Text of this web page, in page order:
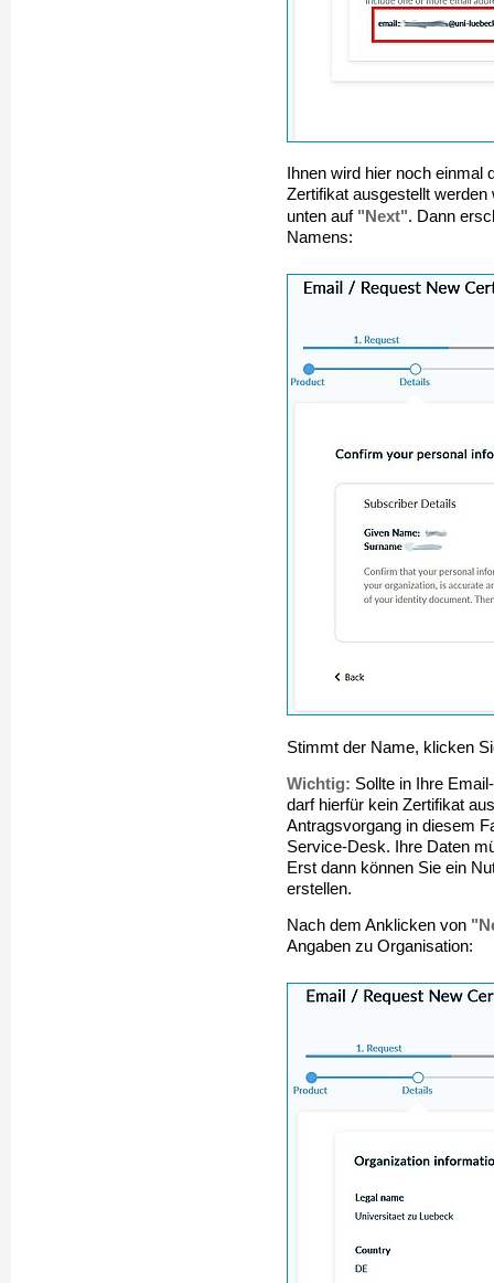
Ihnen wird hier noch
Zertifikat ausgestellt
unten auf "Next". Dann
Namens:
Stimmt der Name, klicken
Wichtig: Sollte in Ihre
darf hierfür kein Zertifikat
Antragsvorgang in diesem
Service-Desk. Ihre Daten
Erst dann können Sie ein
erstellen.
Nach dem Anklicken von
Angaben zu Organisation: